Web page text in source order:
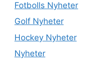
Fotbolls Nyheter
Golf Nyheter
Hockey Nyheter
Nyheter